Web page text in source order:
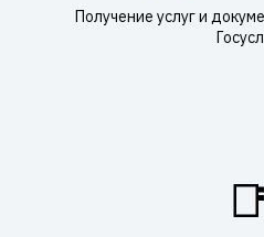
Получение услуг и
📑